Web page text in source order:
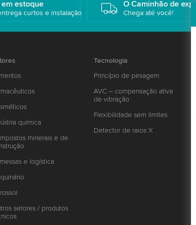
estoque
curtos e instalação
O Caminhão de
Chega até você!
química
minerais e de
e logística
setores / produtos
Tecnologia
Princípio de pesagem
AVC – compensação ativa
de vibração
Flexibilidade sem limites
Detector de raios X